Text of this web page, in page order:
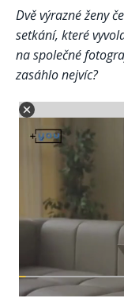
Dvě výrazné ženy
setkání, které
na společné
zasáhlo nejvíc?